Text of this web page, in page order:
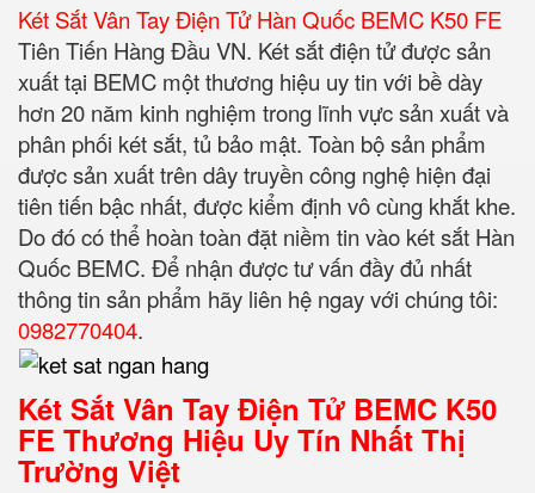
Két Sắt Vân Tay Điện Tử Hàn Quốc BEMC K50 FE
Tiên Tiến Hàng Đầu VN. Két sắt điện tử được sản
xuất tại BEMC một thương hiệu uy tin với bề dày
hơn 20 năm kinh nghiệm trong lĩnh vực sản xuất và
phân phối két sắt, tủ bảo mật. Toàn bộ sản phẩm
được sản xuất trên dây truyền công nghệ hiện đại
tiên tiến bậc nhất, được kiểm định vô cùng khắt khe.
Do đó có thể hoàn toàn đặt niềm tin vào két sắt Hàn
Quốc BEMC. Để nhận được tư vấn đầy đủ nhất
thông tin sản phẩm hãy liên hệ ngay với chúng tôi:
0982770404.
Két Sắt Vân Tay Điện Tử BEMC K50
FE Thương Hiệu Uy Tín Nhất Thị
Trường Việt